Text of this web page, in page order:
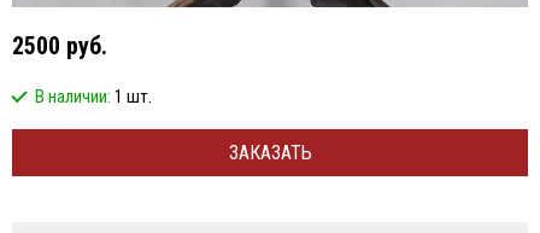
2500 руб.
В наличии: 1 шт.
ЗАКАЗАТЬ